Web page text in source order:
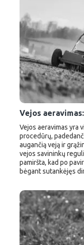
Vejos aeravimas yra
procedūrų,
augančią veją ir
vejos savininkų
pamiršta, kad po
bėgant sutankėjęs